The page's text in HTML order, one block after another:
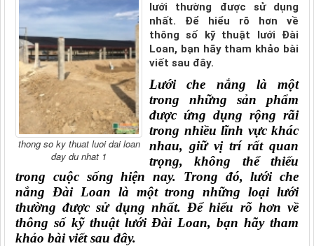
thong so ky thuat luoi dai loan
day du nhat 1
lưới thường được sử dụng
nhất. Để hiểu rõ hơn về
thông số kỹ thuật lưới Đài
Loan, bạn hãy tham khảo bài
viết sau đây.
Lưới che nắng là một
trong những sản phẩm
được ứng dụng rộng rãi
trong nhiều lĩnh vực khác
nhau, giữ vị trí rất quan
trọng, không thể thiếu
trong cuộc sống hiện nay. Trong đó, lưới che
nắng Đài Loan là một trong những loại lưới
thường được sử dụng nhất. Để hiểu rõ hơn về
thông số kỹ thuật lưới Đài Loan, bạn hãy tham
khảo bài viết sau đây.